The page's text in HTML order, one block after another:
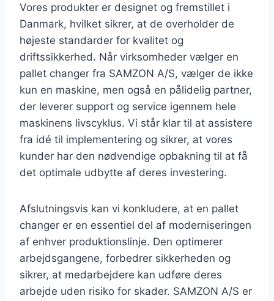
Vores produkter er designet og fremstillet i
Danmark, hvilket sikrer, at de overholder de
højeste standarder for kvalitet og
driftssikkerhed. Når virksomheder vælger en
pallet changer fra SAMZON A/S, vælger de ikke
kun en maskine, men også en pålidelig partner,
der leverer support og service igennem hele
maskinens livscyklus. Vi står klar til at assistere
fra idé til implementering og sikrer, at vores
kunder har den nødvendige opbakning til at få
det optimale udbytte af deres investering.
Afslutningsvis kan vi konkludere, at en pallet
changer er en essentiel del af moderniseringen
af enhver produktionslinje. Den optimerer
arbejdsgangene, forbedrer sikkerheden og
sikrer, at medarbejdere kan udføre deres
arbejde uden risiko for skader. SAMZON A/S er